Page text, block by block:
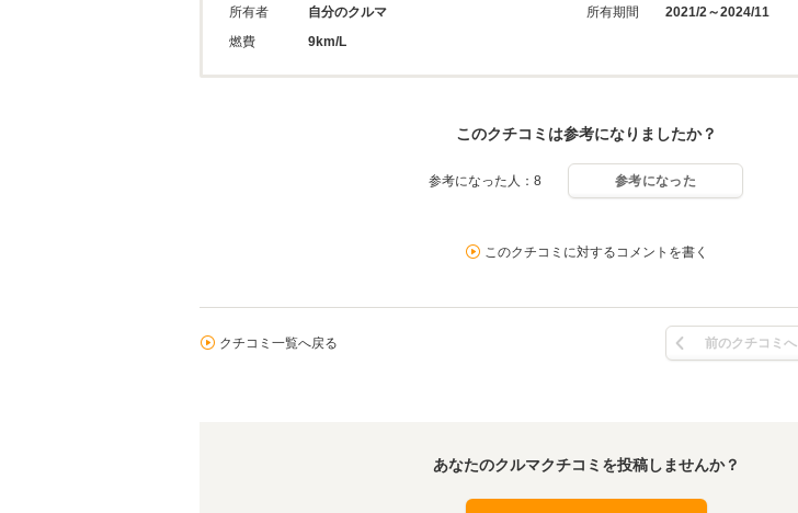
所有者
自分のクルマ
燃費
9km/L
所有期間
2021/2～2024/11
このクチコミは参考になりましたか？
参考になった人：8 参考になった
このクチコミに対するコメントを書く
クチコミ一覧へ戻る 前のクチコミへ
あなたのクルマクチコミを投稿しませんか？